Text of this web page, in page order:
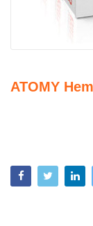
ATOMY